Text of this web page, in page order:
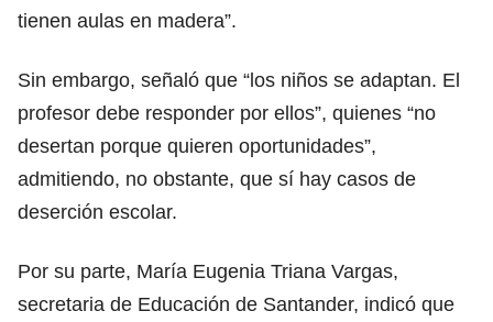
tienen aulas en madera”.
Sin embargo, señaló que “los niños se adaptan. El
profesor debe responder por ellos”, quienes “no
desertan porque quieren oportunidades”,
admitiendo, no obstante, que sí hay casos de
deserción escolar.
Por su parte, María Eugenia Triana Vargas,
secretaria de Educación de Santander, indicó que